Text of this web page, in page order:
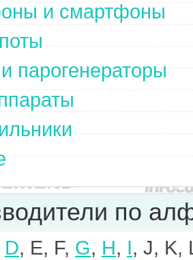
и смартфоны
парогенераторы
по
D, E, F, G, H, I, J, K,